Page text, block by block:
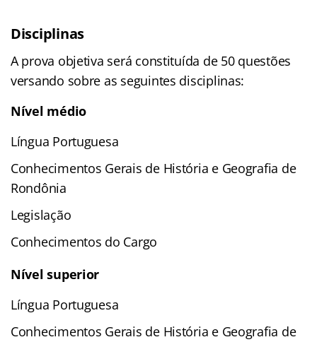
Disciplinas
A prova objetiva será constituída de 50 questões
versando sobre as seguintes disciplinas:
Nível médio
Língua Portuguesa
Conhecimentos Gerais de História e Geografia de
Rondônia
Legislação
Conhecimentos do Cargo
Nível superior
Língua Portuguesa
Conhecimentos Gerais de História e Geografia de